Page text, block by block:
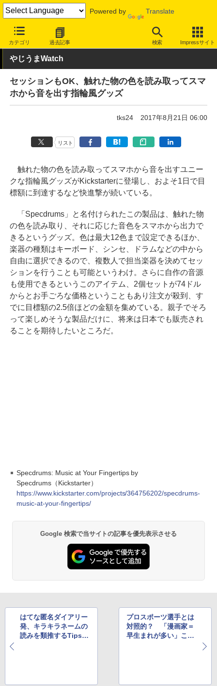
Powered by Translate
カテゴリ 過去記事 検索 Impressサイト
INTERNET Watch トピック
やじうまWatch
セッションもOK、触れた物の色を読み取ってスマ
ホから音を出す指輪風グッズ
tks24 2017年8月21日 06:00
リスト
触れた物の色を読み取ってスマホから音を出すユニー
クな指輪風グッズがKickstarterに登場し、およそ1日で目
標額に到達するなど快進撃が続いている。
「Specdrums」と名付けられたこの製品は、触れた物
の色を読み取り、それに応じた音色をスマホから出力で
きるというグッズ。色は最大12色まで設定できるほか、
楽器の種類はキーボード、シンセ、ドラムなどの中から
自由に選択できるので、複数人で担当楽器を決めてセッ
ションを行うことも可能というわけ。さらに自作の音源
も使用できるというこのアイテム、2個セットが74ドル
からとお手ごろな価格ということもあり注文が殺到、す
でに目標額の2.5倍ほどの金額を集めている。親子でそろ
って楽しめそうな製品だけに、将来は日本でも販売され
ることを期待したいところだ。
Specdrums: Music at Your Fingertips by
Specdrums（Kickstarter）
https://www.kickstarter.com/projects/364756202/specdrums-
music-at-your-fingertips/
Google 検索で当サイトの記事を優先表示させる
はてな匿名ダイアリー
発、キラキラネームの
読みを類推するTipsが
プロスポーツ選手とは
対照的？ 「漫画家＝
早生まれが多い」こと